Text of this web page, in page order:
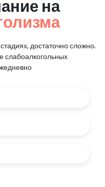
на
достаточно сложно.
слабоалкогольных